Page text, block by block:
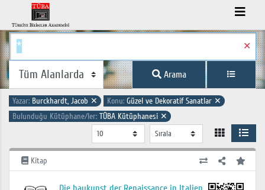
✕
Arama
Yazar: Burckhardt, Jacob ✕ Konu: Güzel ve Dekoratif Sanatlar ✕
Bulunduğu Kütüphane/ler: TÜBA Kütüphanesi ✕
Kitap